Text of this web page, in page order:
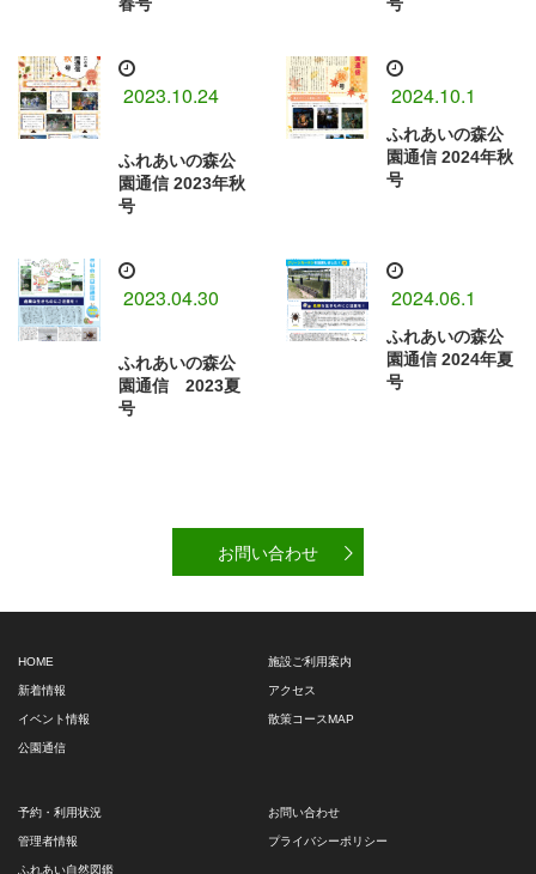
2023.10.24
ふれあいの森公
園通信 2023年秋
号
2024.10.1
ふれあいの森公
園通信 2024年秋
号
2023.04.30
ふれあいの森公
園通信 2023夏
号
2024.06.1
ふれあいの森公
園通信 2024年夏
号
お問い合わせ
HOME
新着情報
イベント情報
公園通信
施設ご利用案内
アクセス
散策コースMAP
予約・利用状況
管理者情報
ふれあい自然図鑑
お問い合わせ
プライバシーポリシー